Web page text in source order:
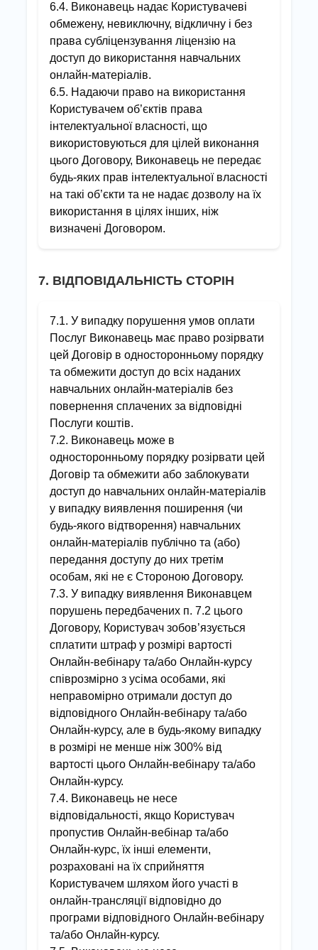
6.4. Виконавець надає Користувачеві
обмежену, невиключну, відкличну і без
права субліцензування ліцензію на
доступ до використання навчальних
онлайн-матеріалів.
6.5. Надаючи право на використання
Користувачем об’єктів права
інтелектуальної власності, що
використовуються для цілей виконання
цього Договору, Виконавець не передає
будь-яких прав інтелектуальної власності
на такі об’єкти та не надає дозволу на їх
використання в цілях інших, ніж
визначені Договором.
7. ВІДПОВІДАЛЬНІСТЬ СТОРІН
7.1. У випадку порушення умов оплати
Послуг Виконавець має право розірвати
цей Договір в односторонньому порядку
та обмежити доступ до всіх наданих
навчальних онлайн-матеріалів без
повернення сплачених за відповідні
Послуги коштів.
7.2. Виконавець може в
односторонньому порядку розірвати цей
Договір та обмежити або заблокувати
доступ до навчальних онлайн-матеріалів
у випадку виявлення поширення (чи
будь-якого відтворення) навчальних
онлайн-матеріалів публічно та (або)
передання доступу до них третім
особам, які не є Стороною Договору.
7.3. У випадку виявлення Виконавцем
порушень передбачених п. 7.2 цього
Договору, Користувач зобов’язується
сплатити штраф у розмірі вартості
Онлайн-вебінару та/або Онлайн-курсу
співрозмірно з усіма особами, які
неправомірно отримали доступ до
відповідного Онлайн-вебінару та/або
Онлайн-курсу, але в будь-якому випадку
в розмірі не менше ніж 300% від
вартості цього Онлайн-вебінару та/або
Онлайн-курсу.
7.4. Виконавець не несе
відповідальності, якщо Користувач
пропустив Онлайн-вебінар та/або
Онлайн-курс, їх інші елементи,
розраховані на їх сприйняття
Користувачем шляхом його участі в
онлайн-трансляції відповідно до
програми відповідного Онлайн-вебінару
та/або Онлайн-курсу.